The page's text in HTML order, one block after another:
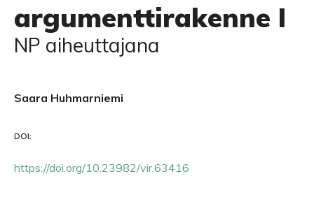
argumenttirakenne I
NP aiheuttajana
Saara Huhmarniemi
DOI:
https://doi.org/10.23982/vir.63416